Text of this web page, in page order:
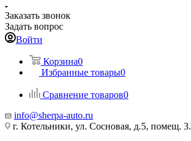
Заказать звонок
Задать вопрос
Войти
Корзина0
Избранные товары0
Сравнение товаров0
info@sherpa-auto.ru
г. Котельники, ул. Сосновая, д.5, помещ. 3.